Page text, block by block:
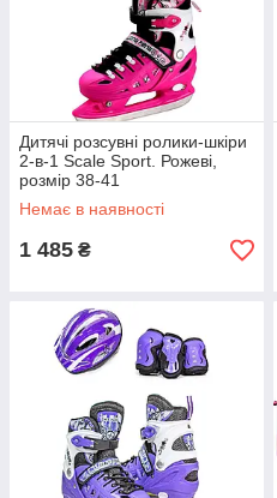
Дитячі розсувні ролики-шкіри
2-в-1 Scale Sport. Рожеві,
розмір 38-41
Немає в наявності
1 485 ₴